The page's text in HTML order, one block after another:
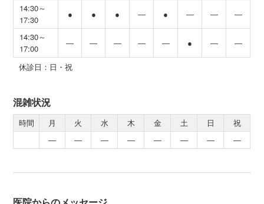
14:30～
17:30
● ● ● ― ● ― ― ―
14:30～
17:00
― ― ― ― ― ● ― ―
休診日：日・祝
混雑状況
時間 月 火 水 木 金 土 日
祝
―
― ― ― ― ― ― ―